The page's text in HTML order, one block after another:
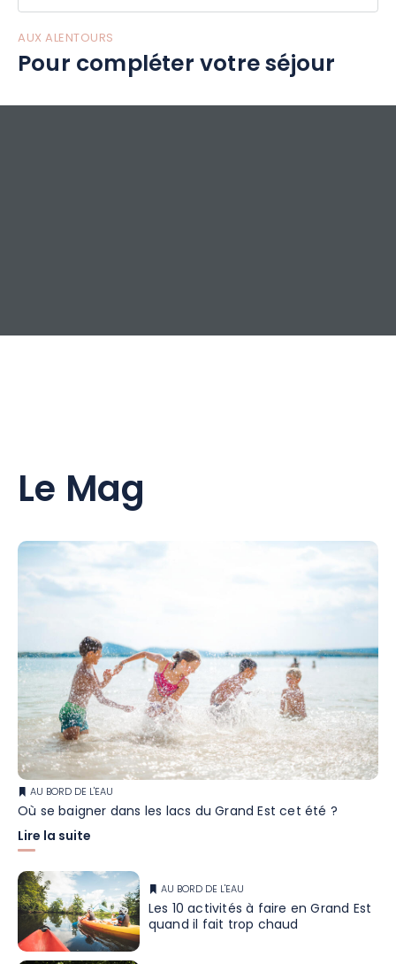
AUX ALENTOURS
Pour compléter votre séjour
Le Mag
AU BORD DE L'EAU
Où se baigner dans les lacs du Grand Est cet été ?
Lire la suite
AU BORD DE L'EAU
Les 10 activités à faire en Grand Est
quand il fait trop chaud